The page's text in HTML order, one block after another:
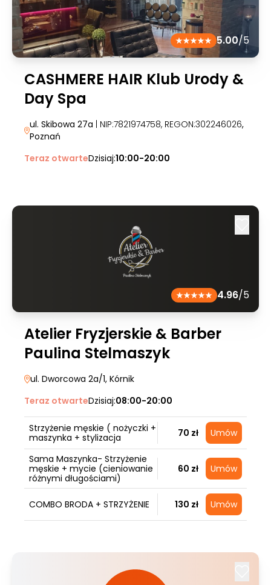
5.00/5
CASHMERE HAIR Klub Urody &
Day Spa
ul. Skibowa 27a | NIP:7821974758, REGON:302246026,
Poznań
Teraz otwarteDzisiaj:10:00-20:00
4.96/5
Atelier Fryzjerskie & Barber
Paulina Stelmaszyk
ul. Dworcowa 2a/1, Kórnik
Teraz otwarteDzisiaj:08:00-20:00
Strzyżenie męskie ( nożyczki +
maszynka + stylizacja
70 zł Umów
Sama Maszynka- Strzyżenie
męskie + mycie (cieniowanie
różnymi długościami)
60 zł Umów
COMBO BRODA + STRZYŻENIE 130 zł Umów